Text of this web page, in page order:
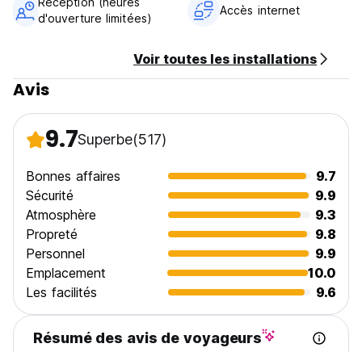
L'établissement n'est pas équipé pour accueillir les
personnes ayant des besoins particuliers (par exemple, les
Les animaux domestiques ne sont pas admis.
Il est interdit de fumer dans l'auberge, y compris les
Les taxes sont incluses. (Auto-translated from original
language)
d'ouverture limitées)
Accès internet
Voir toutes les installations
Avis
9.7Superbe(517)
Bonnes affaires
9.7
Sécurité
9.9
Atmosphère
9.3
Propreté
9.8
Personnel
9.9
Emplacement
10.0
Les facilités
9.6
Résumé des avis de voyageurs